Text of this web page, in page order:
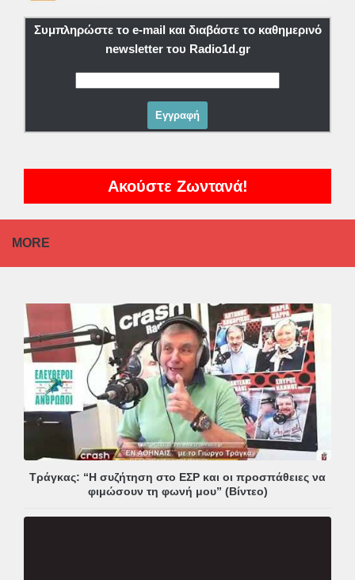
Συμπληρώστε το e-mail και διαβάστε το καθημερινό
newsletter του Radio1d.gr
Ακούστε Ζωντανά!
MORE
Τράγκας: “Η συζήτηση στο ΕΣΡ και οι προσπάθειες να
φιμώσουν τη φωνή μου” (Βίντεο)